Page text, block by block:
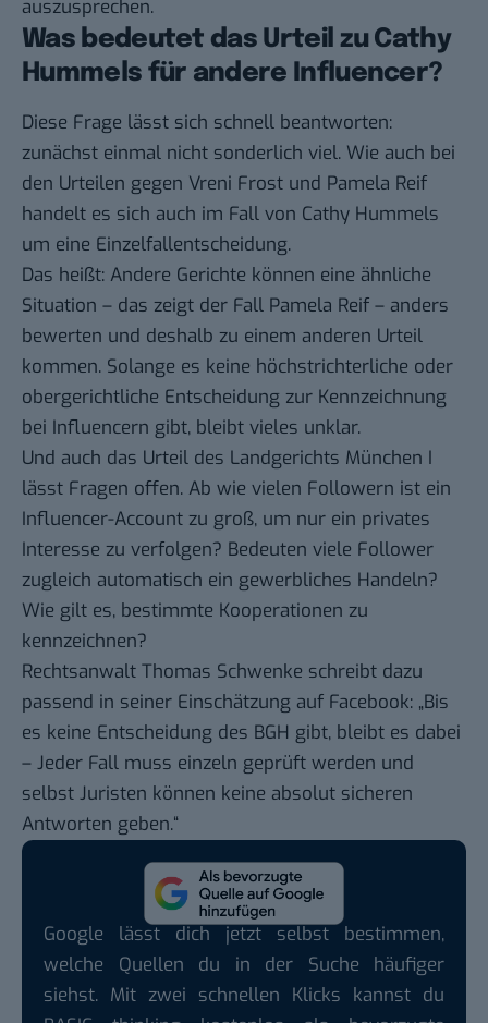
auszusprechen.
Was bedeutet das Urteil zu Cathy
Hummels für andere Influencer?
Diese Frage lässt sich schnell beantworten:
zunächst einmal nicht sonderlich viel. Wie auch bei
den Urteilen gegen Vreni Frost und Pamela Reif
handelt es sich auch im Fall von Cathy Hummels
um eine Einzelfallentscheidung.
Das heißt: Andere Gerichte können eine ähnliche
Situation – das zeigt der Fall Pamela Reif – anders
bewerten und deshalb zu einem anderen Urteil
kommen. Solange es keine höchstrichterliche oder
obergerichtliche Entscheidung zur Kennzeichnung
bei Influencern gibt, bleibt vieles unklar.
Und auch das Urteil des Landgerichts München I
lässt Fragen offen. Ab wie vielen Followern ist ein
Influencer-Account zu groß, um nur ein privates
Interesse zu verfolgen? Bedeuten viele Follower
zugleich automatisch ein gewerbliches Handeln?
Wie gilt es, bestimmte Kooperationen zu
kennzeichnen?
Rechtsanwalt Thomas Schwenke schreibt dazu
passend in seiner Einschätzung auf Facebook: „Bis
es keine Entscheidung des BGH gibt, bleibt es dabei
– Jeder Fall muss einzeln geprüft werden und
selbst Juristen können keine absolut sicheren
Antworten geben.“
Google lässt dich jetzt selbst bestimmen,
welche Quellen du in der Suche häufiger
siehst. Mit zwei schnellen Klicks kannst du